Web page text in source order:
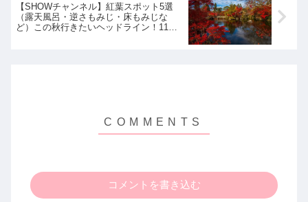
【SHOWチャンネル】紅葉スポット5選
（露天風呂・逆さもみじ・床もみじな
ど）この秋行きたいヘッドライン！11月
コメントを書き込む